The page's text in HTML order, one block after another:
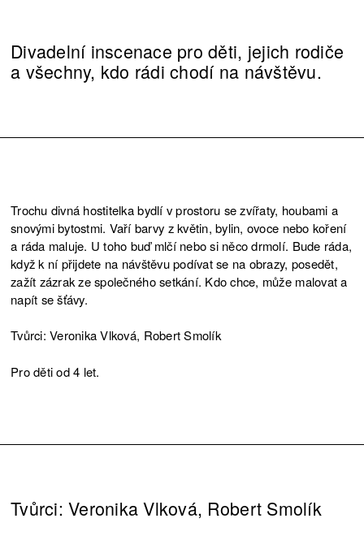
Divadelní inscenace pro děti, jejich rodiče
a všechny, kdo rádi chodí na návštěvu.
Trochu divná hostitelka bydlí v prostoru se zvířaty, houbami a
snovými bytostmi. Vaří barvy z květin, bylin, ovoce nebo koření
a ráda maluje. U toho buď mlčí nebo si něco drmolí. Bude ráda,
když k ní přijdete na návštěvu podívat se na obrazy, posedět,
zažít zázrak ze společného setkání. Kdo chce, může malovat a
napít se šťávy.
Tvůrci: Veronika Vlková, Robert Smolík
Pro děti od 4 let.
Tvůrci: Veronika Vlková, Robert Smolík